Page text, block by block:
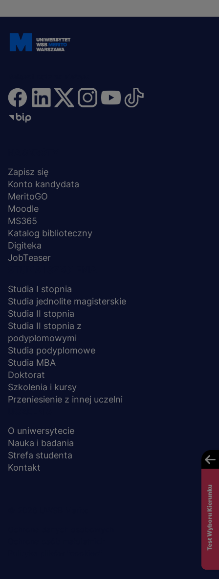
stopka
Zapisz się
Konto kandydata
MeritoGO
Moodle
MS365
Katalog biblioteczny
Digiteka
JobTeaser
Studia I stopnia
Studia jednolite magisterskie
Studia II stopnia
Studia II stopnia z
podyplomowymi
Studia podyplomowe
Studia MBA
Doktorat
Szkolenia i kursy
Przeniesienie z innej uczelni
O uniwersytecie
Nauka i badania
Strefa studenta
Kontakt
Test Wyboru Kierunku